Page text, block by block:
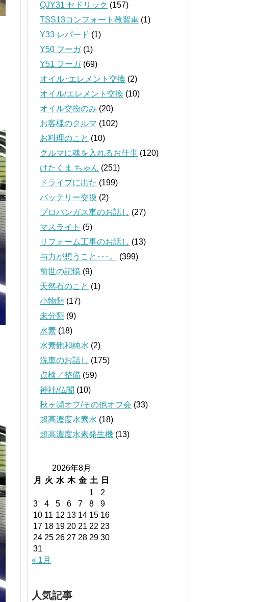
QJY31 セドリック (157)
TSS13コンフォート教習車 (1)
Y33 レパード (1)
Y50 フーガ(1)
Y51 フーガ(69)
オイル･エレメント交換 (2)
オイル/エレメント交換 (10)
オイル交換のみ (20)
お客様のクルマ (102)
お料理のこと (10)
クルマに魂を入れるお仕事 (120)
けたくま ちゃん (251)
ドライブに出た (199)
バッテリー交換 (2)
プロパンガス車のお話し (27)
マスライト (5)
リフォーム工事のお話し (13)
与力が想うこと･･･。
(399)
前世の記憶 (9)
天然石のこと (1)
小物類 (17)
未分類 (9)
水素 (18)
水素飽和純水 (2)
洗車のお話し (175)
点検／整備 (59)
神社/仏閣 (10)
秋ヶ瀬オフ/その他オフ会 (33)
超高濃度水素水 (18)
超高濃度水素発生機 (13)
2026年8月
月
火 水 木 金 土
日
1
2
3
4 5 6 7 8
9
10 11 12 13 14 15 16
17 18 19 20 21 22 23
24 25 26 27 28 29 30
31
« 1月
人気記事